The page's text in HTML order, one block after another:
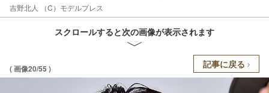
吉野北人 （C）モデルプレス
スクロールすると次の画像が表示されます
( 画像20/55 ) 記事に戻る